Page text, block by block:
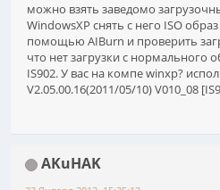
можно взять заведомо
WindowsXP снять с него ISO
помощью AIBurn и проверить
что нет загрузки с нормального
IS902. У вас на компе winxp?
V2.05.00.16(2011/05/10) V010_08
AKuHAK